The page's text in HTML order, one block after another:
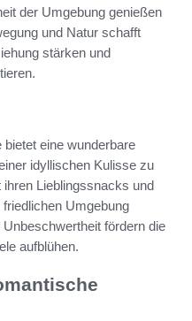
der Umgebung genießen
und Natur schafft
stärken und
bietet eine wunderbare
idyllischen Kulisse zu
Lieblingssnacks und
Umgebung
fördern die
aufblühen.